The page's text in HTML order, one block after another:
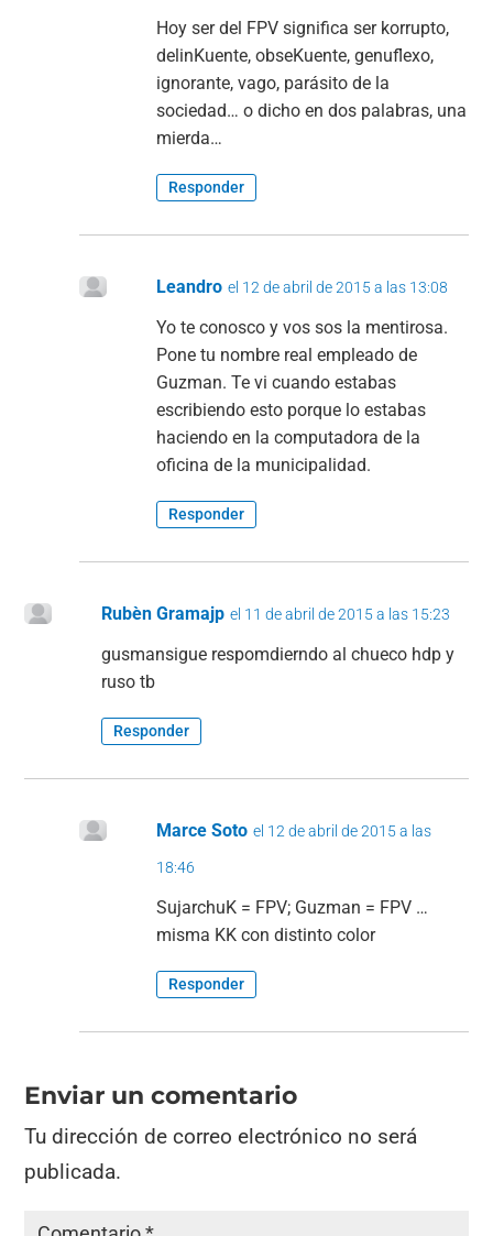
Hoy ser del FPV significa ser korrupto,
delinKuente, obseKuente, genuflexo,
ignorante, vago, parásito de la
sociedad… o dicho en dos palabras, una
mierda…
Responder
Leandro el 12 de abril de 2015 a las 13:08
Yo te conosco y vos sos la mentirosa.
Pone tu nombre real empleado de
Guzman. Te vi cuando estabas
escribiendo esto porque lo estabas
haciendo en la computadora de la
oficina de la municipalidad.
Responder
Rubèn Gramajp el 11 de abril de 2015 a las 15:23
gusmansigue respomdierndo al chueco hdp y
ruso tb
Responder
Marce Soto el 12 de abril de 2015 a las
18:46
SujarchuK = FPV; Guzman = FPV …
misma KK con distinto color
Responder
Enviar un comentario
Tu dirección de correo electrónico no será
publicada.